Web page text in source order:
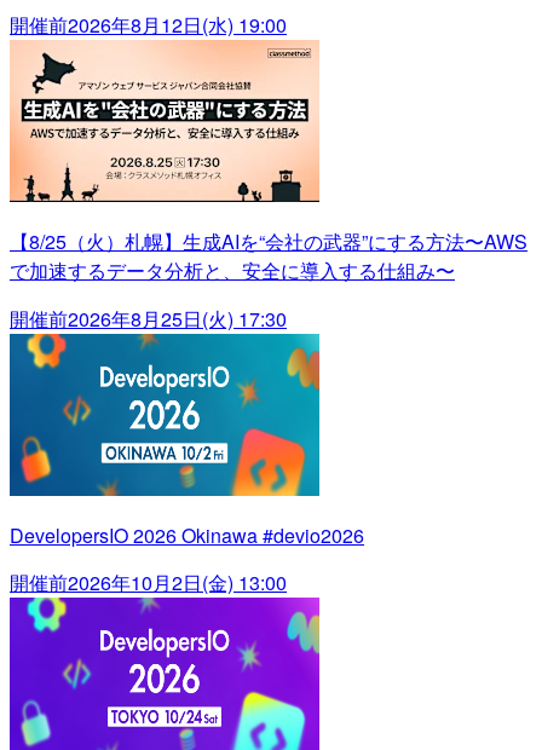
開催前2026年8月12日(水) 19:00
【8/25（火）札幌】生成AIを“会社の武器”にする方法〜AWS
で加速するデータ分析と、安全に導入する仕組み〜
開催前2026年8月25日(火) 17:30
DevelopersIO 2026 Okinawa #devio2026
開催前2026年10月2日(金) 13:00